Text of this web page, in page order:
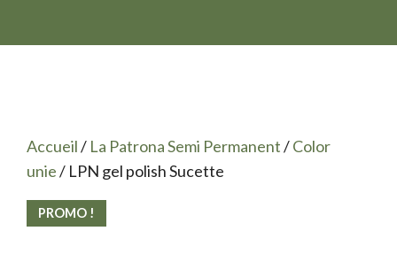
Accueil/ La Patrona Semi Permanent/Color
unie/ LPN gel polish Sucette
PROMO !